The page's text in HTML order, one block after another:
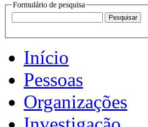
Formulário de pesquisa
Início
Pessoas
Organizações